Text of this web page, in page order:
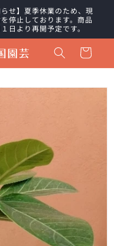
せ】夏季休業のため、現
停止しております。商品
日より再開予定です。
カ
ー
ト